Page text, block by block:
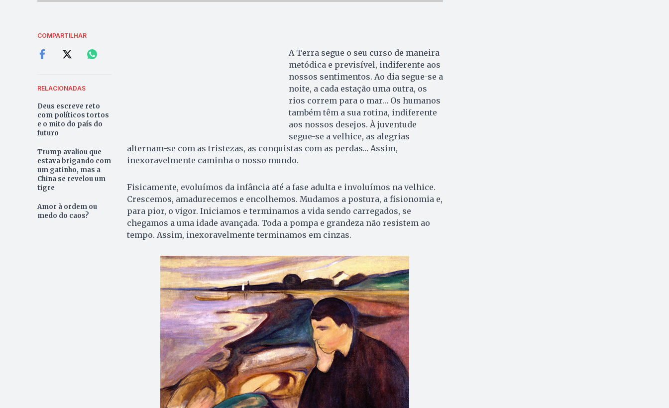
COMPARTILHAR
RELACIONADAS
Deus escreve reto
com políticos tortos
e o mito do país do
futuro
Trump avaliou que
estava brigando com
um gatinho, mas a
China se revelou um
tigre
Amor à ordem ou
medo do caos?
A Terra segue o seu curso de maneira
metódica e previsível, indiferente aos
nossos sentimentos. Ao dia segue-se a
noite, a cada estação uma outra, os
rios correm para o mar… Os humanos
também têm a sua rotina, indiferente
aos nossos desejos. À juventude
segue-se a velhice, as alegrias
alternam-se com as tristezas, as conquistas com as perdas… Assim,
inexoravelmente caminha o nosso mundo.
Fisicamente, evoluímos da infância até a fase adulta e involuímos na velhice.
Crescemos, amadurecemos e encolhemos. Mudamos a postura, a fisionomia e,
para pior, o vigor. Iniciamos e terminamos a vida sendo carregados, se
chegamos a uma idade avançada. Toda a pompa e grandeza não resistem ao
tempo. Assim, inexoravelmente terminamos em cinzas.